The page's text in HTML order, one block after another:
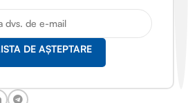
DE AȘTEPTARE